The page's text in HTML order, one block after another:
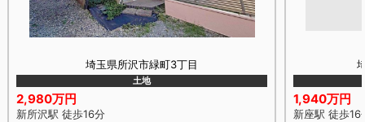
埼玉県所沢市緑町3丁目
土地
2,980万円
新所沢駅 徒歩16分
1,940万円
新座駅 徒歩16